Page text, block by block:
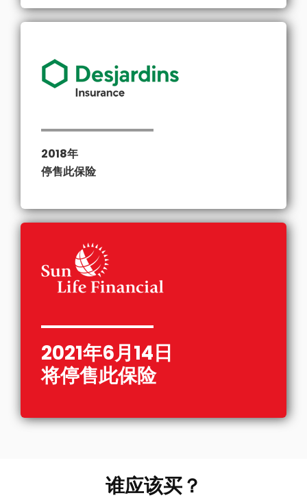
2018年
停售此保险
2021年6月14日
将停售此保险
谁应该买？